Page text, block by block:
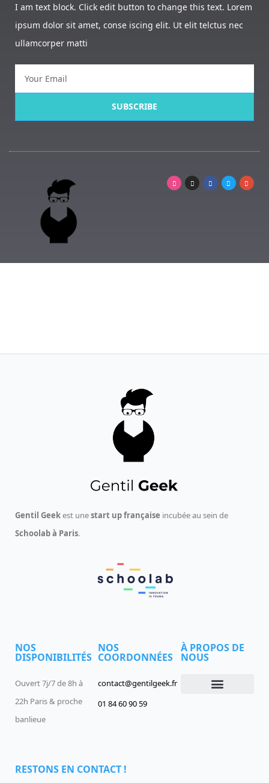
I am text block. Click edit button to change this text. Lorem
ipsum dolor sit amet, conse iscing elit. Ut elit telctus nec
ullamcorper matti
SUBSCRIBE
Gentil Geekest unestart up française incubée au sein de
Schoolab à Paris.
NOS
DISPONIBILITÉS
Ouvert 7j/7 de 8h à
22h Paris & proche
banlieue
NOS
COORDONNÉES
contact@gentilgeek.fr
01 84 60 90 59
À PROPOS DE
NOUS
RESTONS EN CONTACT !